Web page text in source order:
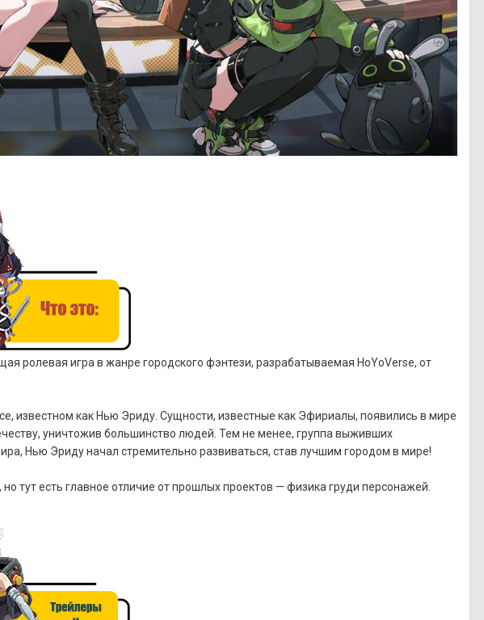
ролевая игра в жанре городского фэнтези, разрабатываемая HoYoVerse, от
известном как Нью Эриду. Сущности, известные как Эфириалы, появились в мире
уничтожив большинство людей. Тем не менее, группа выживших
Нью Эриду начал стремительно развиваться, став лучшим городом в мире!
тут есть главное отличие от прошлых проектов — физика груди персонажей.